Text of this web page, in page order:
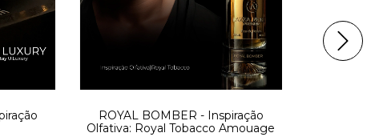
ROYAL BOMBER - Inspiração
Olfativa: Royal Tobacco Amouage